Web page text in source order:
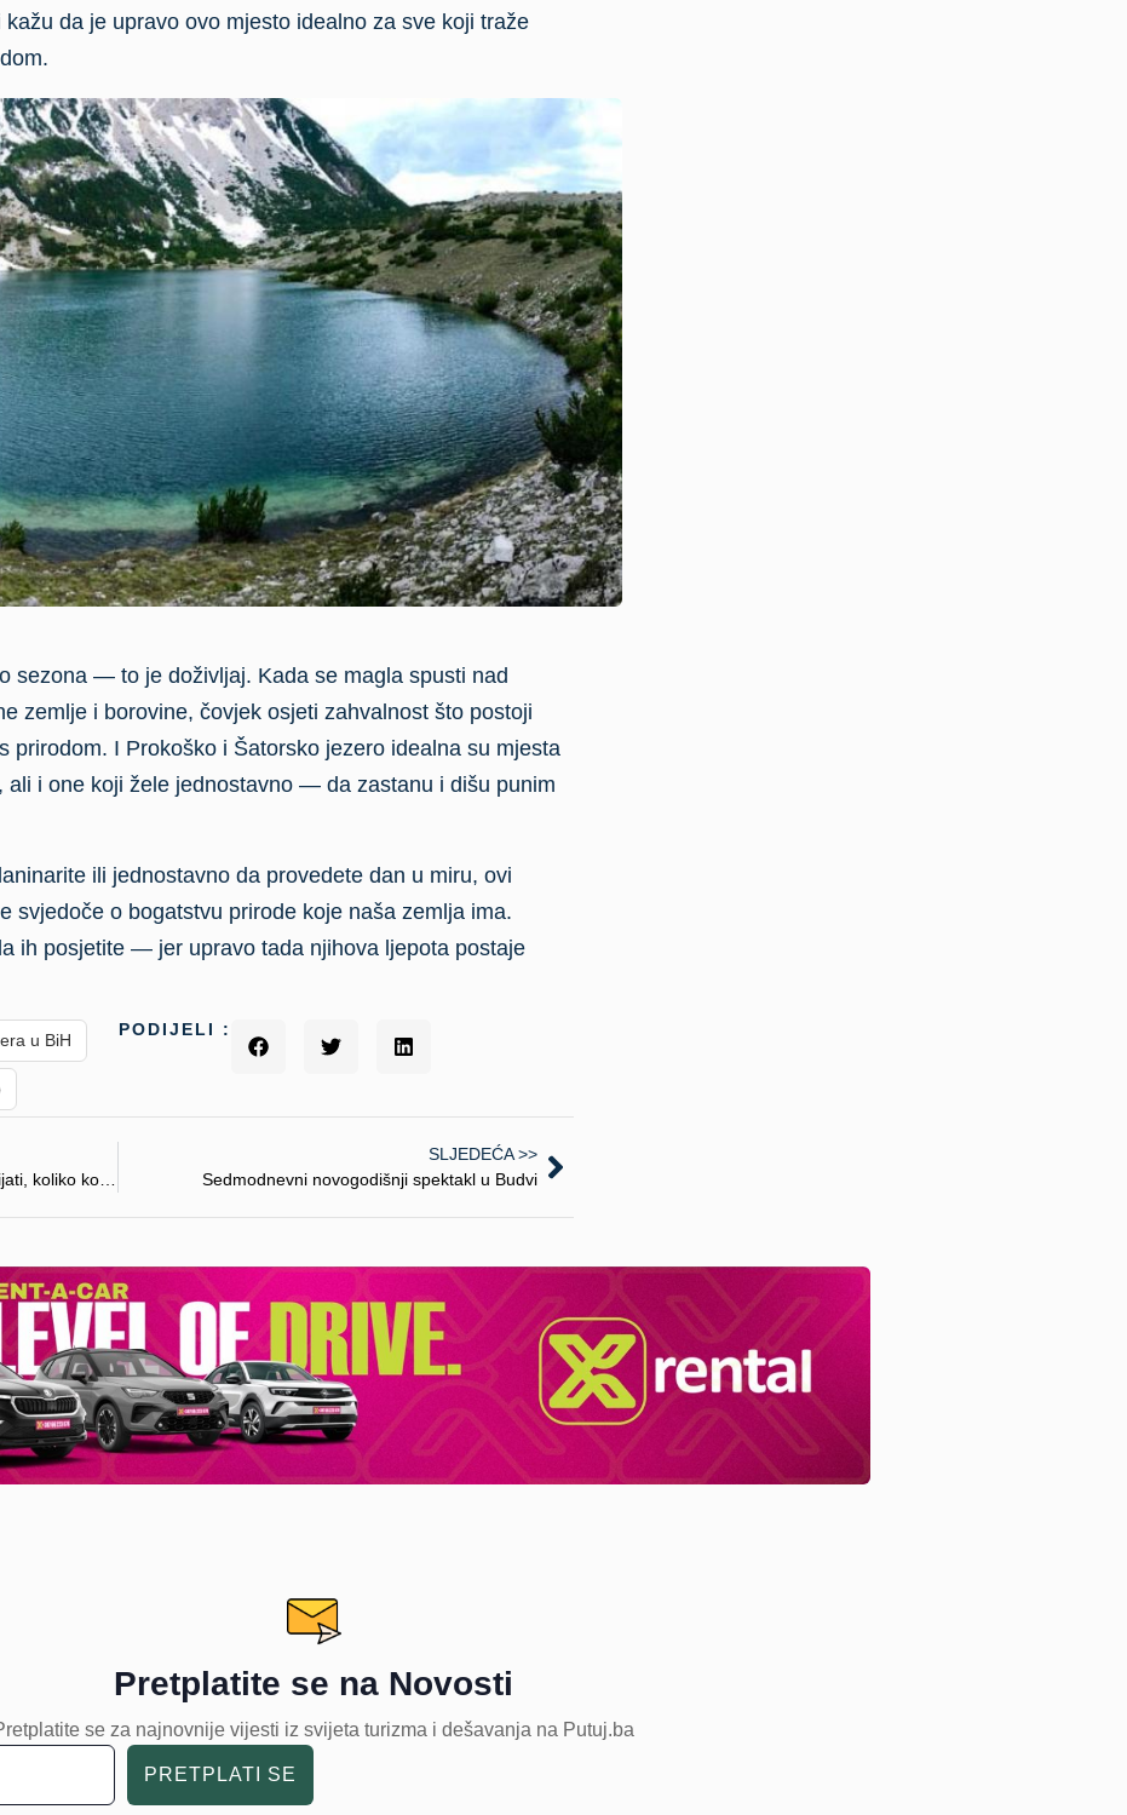
da je upravo ovo mjesto idealno za sve koji traže
sezona — to je doživljaj. Kada se magla spusti nad
zemlje i borovine, čovjek osjeti zahvalnost što postoji
prirodom. I Prokoško i Šatorsko jezero idealna su mjesta
ali i one koji žele jednostavno — da zastanu i dišu punim
ili jednostavno da provedete dan u miru, ovi
svjedoče o bogatstvu prirode koje naša zemlja ima.
ih posjetite — jer upravo tada njihova ljepota postaje
u BiH
PODIJELI :
SLJEDEĆA >>
Sedmodnevni novogodišnji spektakl u Budvi
Pretplatite se na Novosti
se za najnovnije vijesti iz svijeta turizma i dešavanja na Putuj.ba
PRETPLATI SE